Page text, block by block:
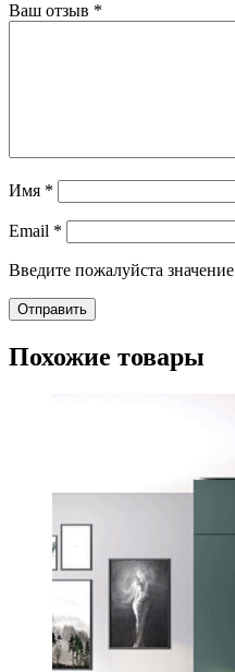
Ваш отзыв *
Имя *
Email *
Введите пожалуйста значение
Похожие товары